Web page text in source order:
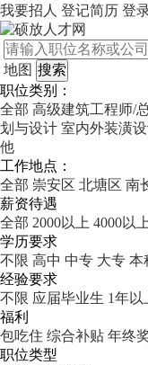
我要招人 登记简历 登
地图
职位类别：
全部 高级建筑工程师/
划与设计 室内外装潢
他
工作地点：
全部 崇安区 北塘区 南
薪资待遇
全部 2000以上 4000以上
学历要求
不限 高中 中专 大专 本
经验要求
不限 应届毕业生 1年以
福利
包吃住 综合补贴 年终
职位类型